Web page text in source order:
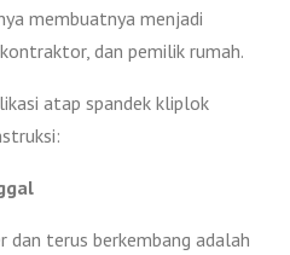
membuatnya menjadi
dan pemilik rumah.
atap spandek kliplok
dan terus berkembang adalah